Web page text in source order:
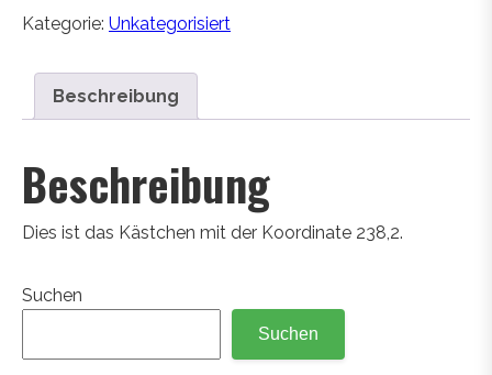
Kategorie: Unkategorisiert
Beschreibung
Beschreibung
Dies ist das Kästchen mit der Koordinate 238,2.
Suchen
Suchen